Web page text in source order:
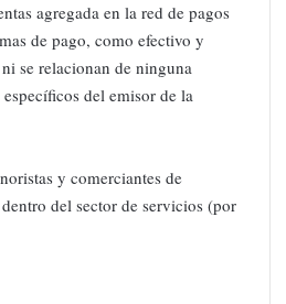
agregada en la red de pagos
de pago, como efectivo y
se relacionan de ninguna
del emisor de la
y comerciantes de
del sector de servicios (por